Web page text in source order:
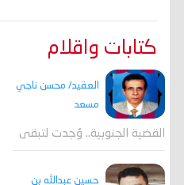
كتابات واقلام
العقيد/ محسن ناجي
مسعد
القضية الجنوبية.. وُجدت لتبقى
حسين عبدالله بن